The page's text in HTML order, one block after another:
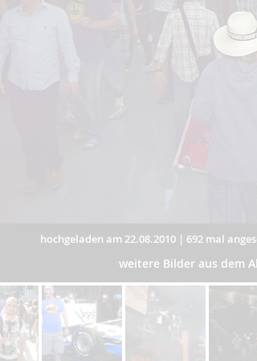
hochgeladen am 22.08.2010 | 692 mal
weitere Bilder aus dem